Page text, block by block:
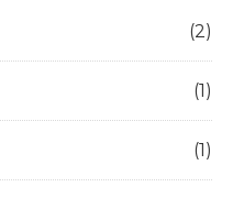
(2)
(1)
(1)